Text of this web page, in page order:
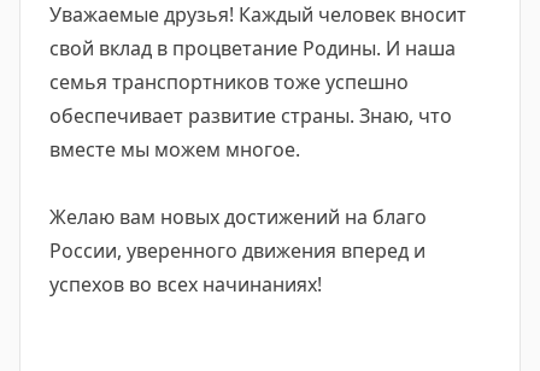
Уважаемые друзья! Каждый человек вносит
свой вклад в процветание Родины. И наша
семья транспортников тоже успешно
обеспечивает развитие страны. Знаю, что
вместе мы можем многое.
Желаю вам новых достижений на благо
России, уверенного движения вперед и
успехов во всех начинаниях!